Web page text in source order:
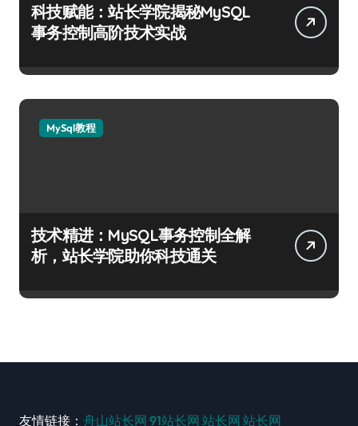
科技赋能：站长学院揭秘MySQL
事务控制高阶技术实战
MySql教程
技术精进：MySQL事务控制全解
析，站长学院助你科技通关
友情链接： 舟山站长网 91站长网 站长网 站长网